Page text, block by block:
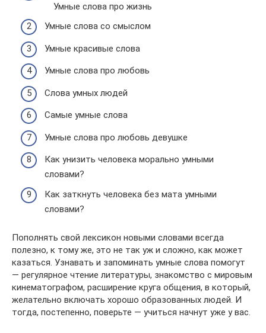
Умные слова про жизнь
Умные слова со смыслом
Умные красивые слова
Умные слова про любовь
Слова умных людей
Самые умные слова
Умные слова про любовь девушке
Как унизить человека морально умными
словами?
Как заткнуть человека без мата умными
словами?
Пополнять свой лексикон новыми словами всегда
полезно, к тому же, это не так уж и сложно, как может
казаться. Узнавать и запоминать умные слова помогут
— регулярное чтение литературы, знакомство с мировым
кинематографом, расширение круга общения, в который,
желательно включать хорошо образованных людей. И
тогда, постепенно, поверьте — учиться начнут уже у вас.